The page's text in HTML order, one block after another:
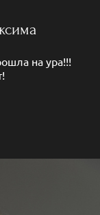
на ура!!!